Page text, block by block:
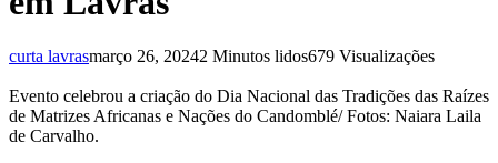
curta lavrasmarço 26, 20242 Minutos lidos679 Visualizações
Evento celebrou a criação do Dia Nacional das Tradições das Raízes
de Matrizes Africanas e Nações do Candomblé/ Fotos: Naiara Laila
de Carvalho.